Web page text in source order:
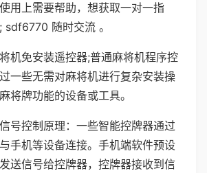
用上需要帮助，想获取一对一指
sdf6770 随时交流 。
机免安装遥控器;普通麻将机程序控
一些无需对麻将机进行复杂安装操
将牌功能的设备或工具。
号控制原理：一些智能控牌器通过
手机等设备连接。手机端软件预设
送信号给控牌器，控牌器接收到信